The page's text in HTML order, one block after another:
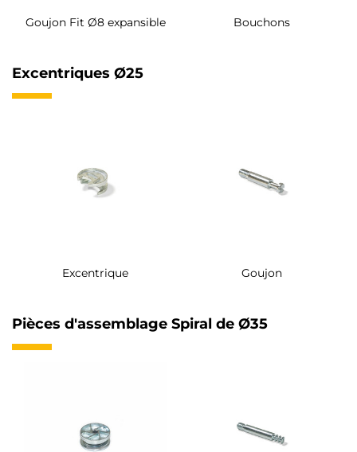
Goujon Fit Ø8 expansible Bouchons
Excentriques Ø25
Excentrique Goujon
Pièces d'assemblage Spiral de Ø35